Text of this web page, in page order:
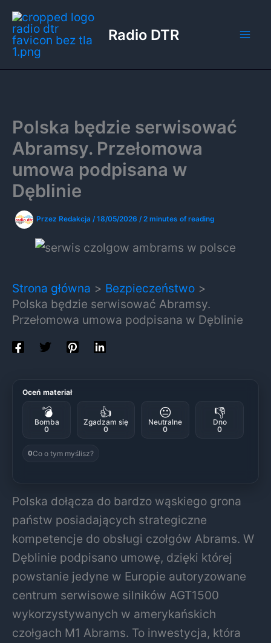
Przejdź
do
treści
Radio DTR
Polska będzie serwisować
Abramsy. Przełomowa
umowa podpisana w
Dęblinie
Przez Redakcja /18/05/2026 /2 minutes of reading
Strona główna
Bezpieczeństwo
Polska będzie serwisować Abramsy.
Przełomowa umowa podpisana w Dęblinie
Oceń materiał
💣
Bomba
0
👍
Zgadzam się
0
😐
Neutralne
0
👎
Dno
0
0Co o tym myślisz?
Polska dołącza do bardzo wąskiego grona
państw posiadających strategiczne
kompetencje do obsługi czołgów Abrams. W
Dęblinie podpisano umowę, dzięki której
powstanie jedyne w Europie autoryzowane
centrum serwisowe silników AGT1500
wykorzystywanych w amerykańskich
czołgach M1 Abrams. To inwestycja, która